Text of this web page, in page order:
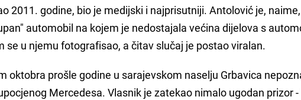
2011. godine, bio je medijski i najprisutniji. Antolović je,
automobil na kojem je nedostajala većina dijelova s
se u njemu fotografisao, a čitav slučaj je postao viralan.
oktobra prošle godine u sarajevskom naselju Grbavica
Mercedesa. Vlasnik je zatekao nimalo ugodan prizor